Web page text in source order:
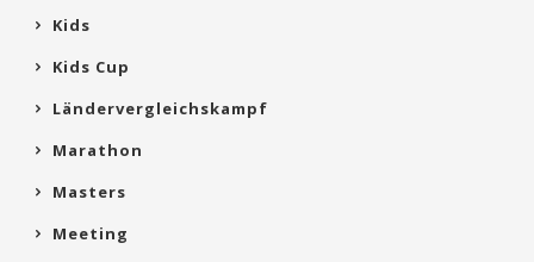
Kids
Kids Cup
Ländervergleichskampf
Marathon
Masters
Meeting